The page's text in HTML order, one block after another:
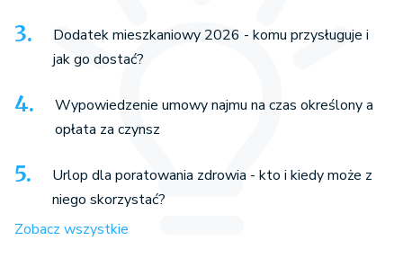
Dodatek mieszkaniowy 2026 - komu przysługuje i
jak go dostać?
Wypowiedzenie umowy najmu na czas określony a
opłata za czynsz
Urlop dla poratowania zdrowia - kto i kiedy może z
niego skorzystać?
Zobacz wszystkie